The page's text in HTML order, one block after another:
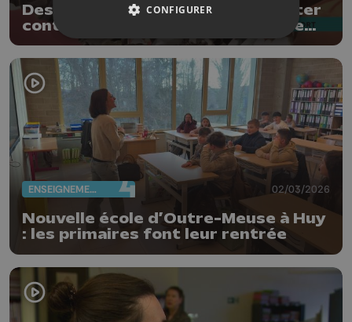
Des solutions concrètes pour lutter
contre les discriminations dans le
sport
ENSEIGNEMENT 02/03/2026
Nouvelle école d’Outre-Meuse à Huy
: les primaires font leur rentrée
CONFIGURER